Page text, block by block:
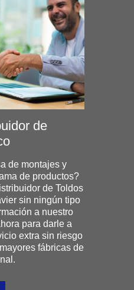
de
de montajes y
de productos?
de Toldos
sin ningún tipo
a nuestro
para darle a
extra sin riesgo
fábricas de